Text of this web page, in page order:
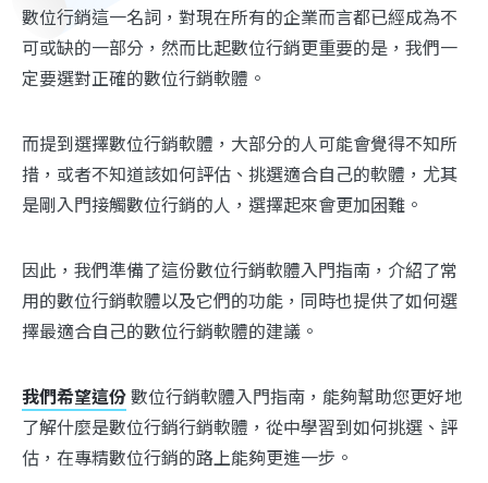
數位行銷這一名詞，對現在所有的企業而言都已經成為不
可或缺的一部分，然而比起數位行銷更重要的是，我們一
定要選對正確的數位行銷軟體。
而提到選擇數位行銷軟體，大部分的人可能會覺得不知所
措，或者不知道該如何評估、挑選適合自己的軟體，尤其
是剛入門接觸數位行銷的人，選擇起來會更加困難。
因此，我們準備了這份數位行銷軟體入門指南，介紹了常
用的數位行銷軟體以及它們的功能，同時也提供了如何選
擇最適合自己的數位行銷軟體的建議。
我們希望這份數位行銷軟體入門指南，能夠幫助您更好地
了解什麼是數位行銷行銷軟體，從中學習到如何挑選、評
估，在專精數位行銷的路上能夠更進一步。